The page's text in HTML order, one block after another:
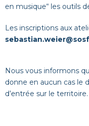
en musique“ les outils
Les inscriptions aux
Nous vous informons
donne en aucun cas le
d’entrée sur le territoire.